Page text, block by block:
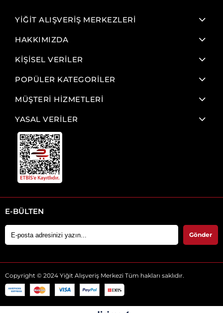
YİĞİT ALIŞVERİŞ MERKEZLERİ
HAKKIMIZDA
KİŞİSEL VERİLER
POPÜLER KATEGORİLER
MÜŞTERİ HİZMETLERİ
YASAL VERİLER
E-BÜLTEN
Gönder
Copyright © 2024 Yiğit Alışveriş Merkezi Tüm hakları saklıdır.